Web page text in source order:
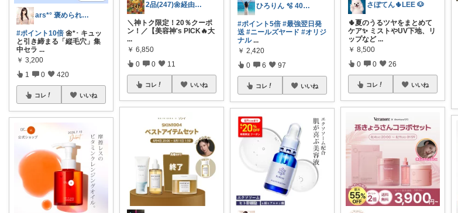
ars*° 褒められ美肌へ🫧
#ポイント10倍 🌼*･ キュッ
と引き締まる「縦毛穴」集
中セラ ...
￥ 3,200
1 0 420
コレ いいね
2品(247)🌼経由購入感謝です🌼
＼神トク限定！20％クーポ
ン！／ ​【美容神's PICK🔥大
...
￥ 6,850
0 0 11
コレ いいね
ひろりん 🫧 40代美容とファッション
#ポイント5倍 #最強翌日発
送 #ニールズヤード #オリジ
ナル ...
￥ 2,420
0 6 97
コレ いいね
さぼてん🌵LEE 🐶
🌵夏のうるツヤをまとめて
ケア✨ ミストやUV下地、リ
ップなど...
￥ 8,500
0 0 26
コレ いいね